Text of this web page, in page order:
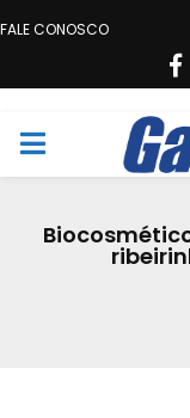
FALE CONOSCO
F
M